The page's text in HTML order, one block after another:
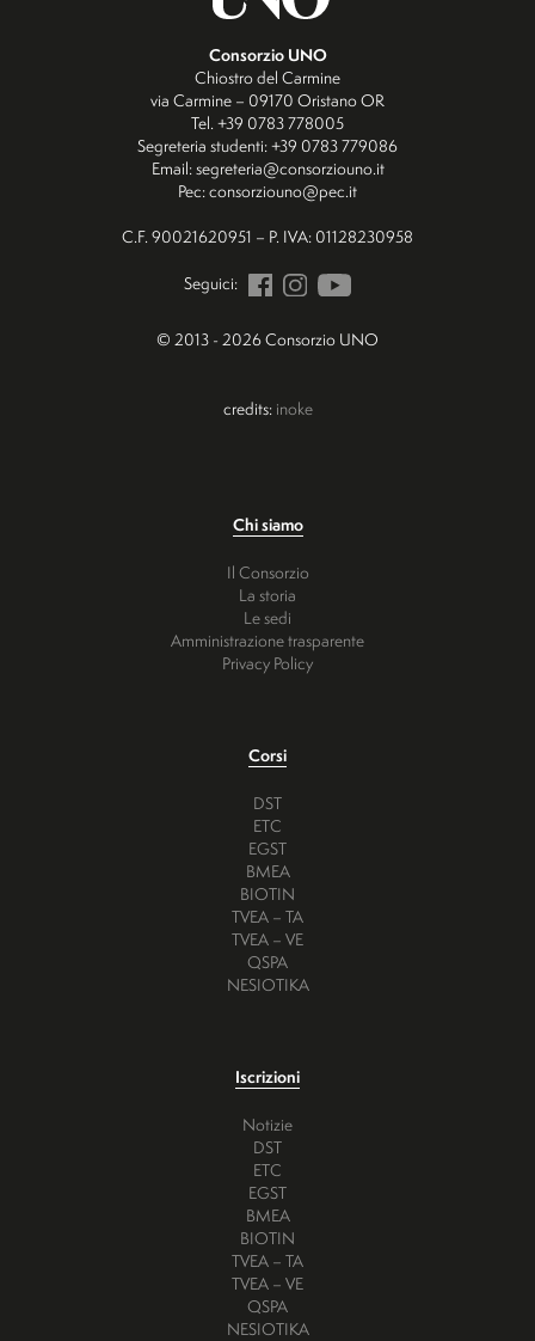
Consorzio UNO
Chiostro del Carmine
via Carmine – 09170 Oristano OR
Tel. +39 0783 778005
Segreteria studenti: +39 0783 779086
Email: segreteria@consorziouno.it
Pec: consorziouno@pec.it
C.F. 90021620951 – P. IVA: 01128230958
Seguici:
© 2013 - 2026 Consorzio UNO
credits: inoke
Chi siamo
Il Consorzio
La storia
Le sedi
Amministrazione trasparente
Privacy Policy
Corsi
DST
ETC
EGST
BMEA
BIOTIN
TVEA – TA
TVEA – VE
QSPA
NESIOTIKA
Iscrizioni
Notizie
DST
ETC
EGST
BMEA
BIOTIN
TVEA – TA
TVEA – VE
QSPA
NESIOTIKA